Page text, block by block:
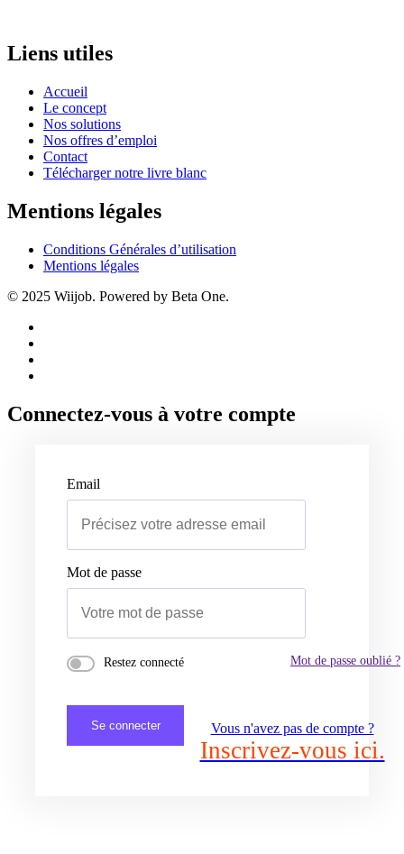
Liens utiles
Accueil
Le concept
Nos solutions
Nos offres d’emploi
Contact
Télécharger notre livre blanc
Mentions légales
Conditions Générales d’utilisation
Mentions légales
© 2025 Wiijob. Powered by Beta One.
Connectez-vous à votre compte
Email
Mot de passe
Restez connecté Mot de passe oublié ?
Se connecter Vous n'avez pas de compte ?
Inscrivez-vous ici.